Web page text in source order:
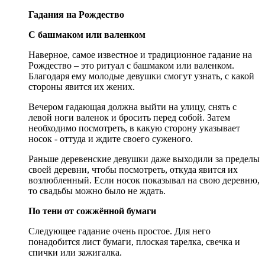
Гадания на Рождество
С башмаком или валенком
Наверное, самое известное и традиционное гадание на
Рождество – это ритуал с башмаком или валенком.
Благодаря ему молодые девушки смогут узнать, с какой
стороны явится их жених.
Вечером гадающая должна выйти на улицу, снять с
левой ноги валенок и бросить перед собой. Затем
необходимо посмотреть, в какую сторону указывает
носок - оттуда и ждите своего суженого.
Раньше деревенские девушки даже выходили за пределы
своей деревни, чтобы посмотреть, откуда явится их
возлюбленный. Если носок показывал на свою деревню,
то свадьбы можно было не ждать.
По тени от сожжённой бумаги
Следующее гадание очень простое. Для него
понадобится лист бумаги, плоская тарелка, свечка и
спички или зажигалка.